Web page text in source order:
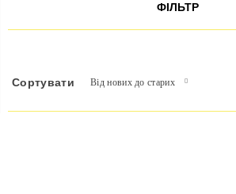
ФІЛЬТР
Сортувати Від нових до старих